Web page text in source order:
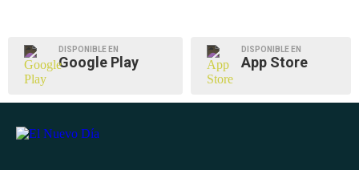
DISPONIBLE EN
Google Play
DISPONIBLE EN
App Store